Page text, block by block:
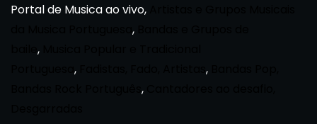
Portal de Musica ao vivo,
,
,
, ,
,